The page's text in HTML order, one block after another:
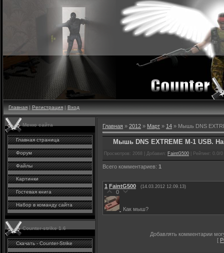
Главная|Регистрация|Вход
Меню сайта
Главная страница
Форум
Файлы
Картинки
Гостевая книга
Набор в команду сайта
Counter-strike 1.6
Скачать - Counter-Strike
Главная » 2012 » Март » 14 » Мышь DNS
Мышь DNS EXTREME M-1 USB.
Просмотров : 2068 | Добавил: FaintG500 Рейтинг: 0.0/0
Всего комментариев: 1
1 FaintG500 (14.03.2012 12.09.13)
0
Как мыш?
Добавлять комментарии
[